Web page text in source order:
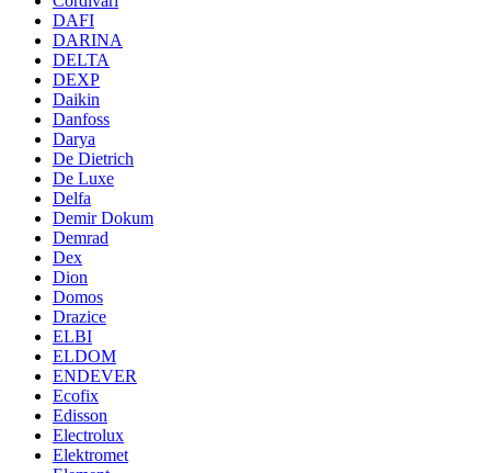
DAFI
DARINA
DELTA
DEXP
Daikin
Danfoss
Darya
De Dietrich
De Luxe
Delfa
Demir Dokum
Demrad
Dex
Dion
Domos
Drazice
ELBI
ELDOM
ENDEVER
Ecofix
Edisson
Electrolux
Elektromet